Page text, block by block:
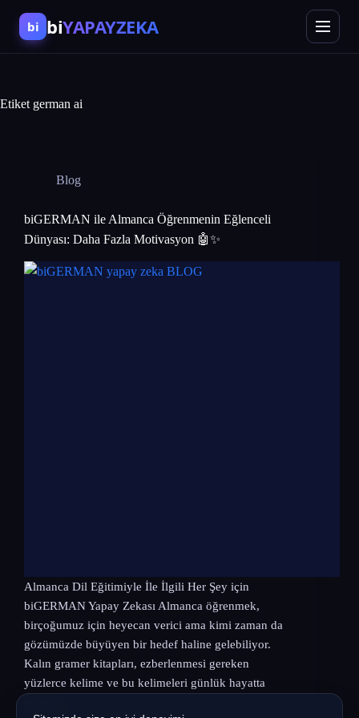
bi biYAPAYZEKA
Etiket german ai
Blog
biGERMAN ile Almanca Öğrenmenin Eğlenceli
Dünyası: Daha Fazla Motivasyon 🤖✨
Almanca Dil Eğitimiyle İle İlgili Her Şey için
biGERMAN Yapay Zekası Almanca öğrenmek,
birçoğumuz için heyecan verici ama kimi zaman da
gözümüzde büyüyen bir hedef haline gelebiliyor.
Kalın gramer kitapları, ezberlenmesi gereken
yüzlerce kelime ve bu kelimeleri günlük hayatta